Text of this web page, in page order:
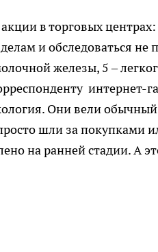
в торговых
и обследоваться не
железы, 5 –
интернет-
Они вели
шли за покупками
на ранней стадии. А